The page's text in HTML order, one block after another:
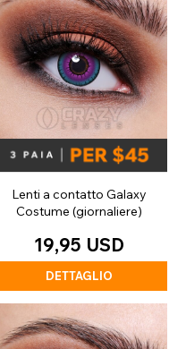
Lenti a contatto Galaxy
Costume (giornaliere)
19,95 USD
DETTAGLIO